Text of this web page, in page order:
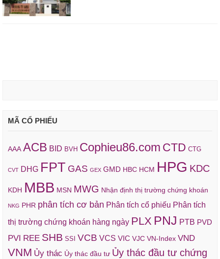
MÃ CỔ PHIẾU
AAA ACB BID BVH Cophieu86.com CTD CTG
CVT DHG FPT GAS GEX GMD HBC HCM HPG KDC
KDH MBB MSN MWG Nhận định thị trường chứng khoán
NKG PHR phân tích cơ bản Phân tích cổ phiếu Phân tích
thị trường chứng khoán hàng ngày PLX PNJ PTB PVD
PVI REE SHB SSI VCB VCS VIC VJC VN-Index VND
VNM Ủy thác Ủy thác đầu tư Ủy thác đầu tư chứng